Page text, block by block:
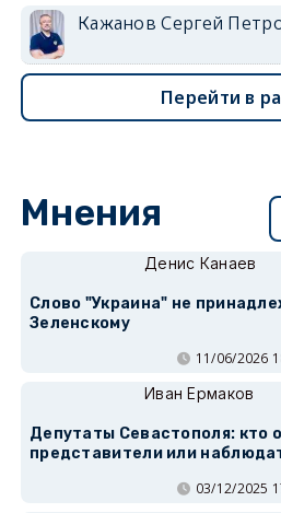
Кажанов Сергей
Перейти в
Мнения
Денис Канаев
Слово "Украина" не
Зеленскому
11/06/2026
Иван Ермаков
Депутаты Севастополя: кто
представители или
03/12/2025